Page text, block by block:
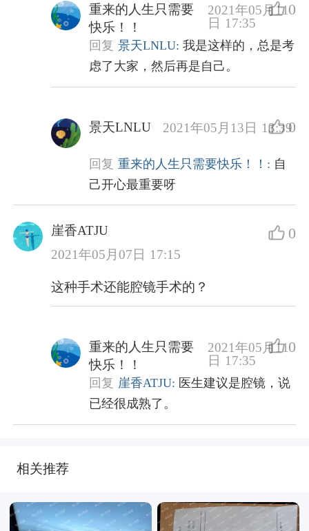
重来的人生只需要
快乐！！
2021年05月11
日 17:35
0
回复 景天LNLU: 我是这样的，总是考
虑了大家，然后再是自己。
景天LNLU 2021年05月13日 13:390
回复 重来的人生只需要快乐！！: 自
己开心最重要呀
崖香ATJU
2021年05月07日 17:15
0
这种手术还能腔镜手术的？
重来的人生只需要
快乐！！
2021年05月11
日 17:35
0
回复 崖香ATJU: 医生建议是腔镜，说
已经很成熟了。
相关推荐